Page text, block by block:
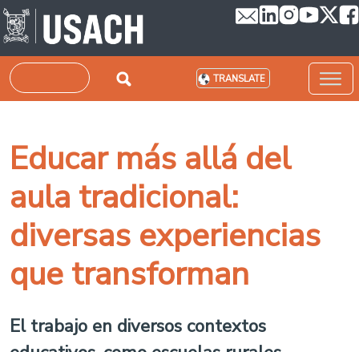
Skip to main content
Search TRANSLATE
Educar más allá del
aula tradicional:
diversas experiencias
que transforman
El trabajo en diversos contextos